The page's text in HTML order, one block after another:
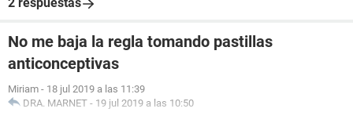
No me baja la regla tomando pastillas
anticonceptivas
Miriam - 18 jul 2019 a las 11:39
DRA. MARNET - 19 jul 2019 a las 10:50